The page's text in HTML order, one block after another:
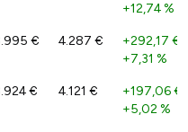
+12,74 %
€ 4.287 € +292,17 €
+7,31 %
€ 4.121 € +197,06 €
+5,02 %